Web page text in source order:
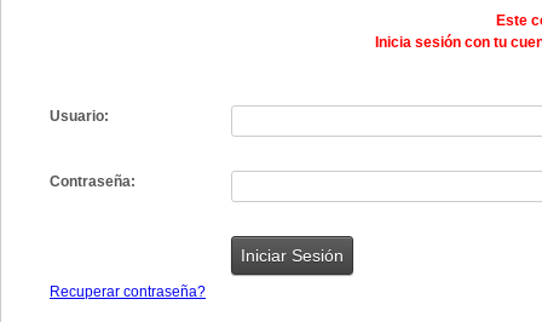
Este
Inicia sesión con tu
Usuario:
Contraseña:
Recuperar contraseña?